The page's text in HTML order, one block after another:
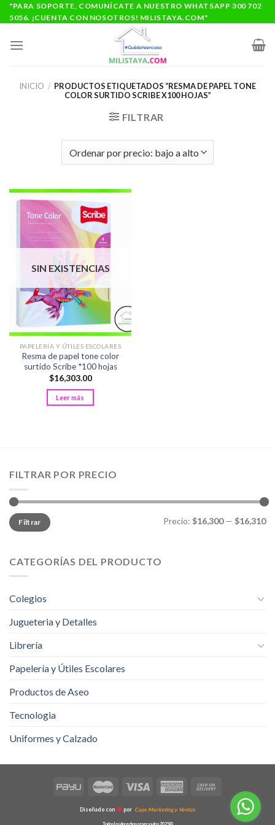
Saltar
al
"PARA SOPORTE, COMUNÍCATE A NUESTRO WHATSAPP 300 702
5056. ¡CUENTA CON NOSOTROS! MILISTAYA.COM"
INICIO / PRODUCTOS ETIQUETADOS “RESMA DE PAPEL TONE
COLOR SURTIDO SCRIBE X100 HOJAS”
FILTRAR
SIN EXISTENCIAS
PAPELERÍA Y ÚTILES ESCOLARES
Resma de papel tone color
surtido Scribe *100 hojas
$16,303.00
Leer más
FILTRAR POR PRECIO
Precio
mínimo
Precio
máximo
Filtrar Precio: $16,300— $16,310
CATEGORÍAS DEL PRODUCTO
Colegios
Jugueteria y Detalles
Librería
Papelería y Útiles Escolares
Productos de Aseo
Tecnologia
Uniformes y Calzado
Diseñado con por Caps Marketing y Ventas